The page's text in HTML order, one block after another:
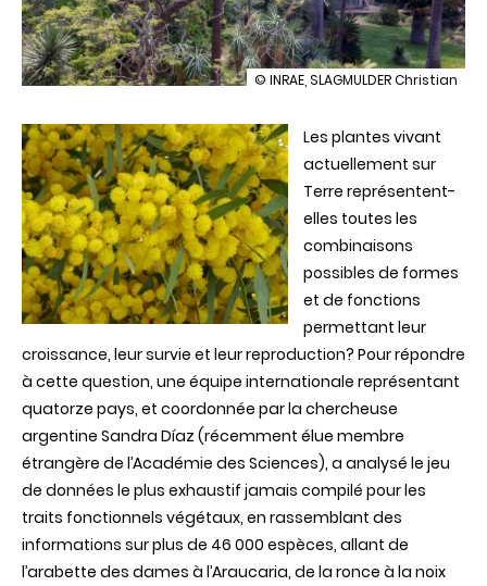
illustration
d'organisation
servent
de
modèles
à
plus
de
46
000
espèces
de
plantes
© INRAE, SLAGMULDER Christian
Les plantes vivant
actuellement sur
Terre représentent-
elles toutes les
combinaisons
possibles de formes
et de fonctions
permettant leur
croissance, leur survie et leur reproduction? Pour répondre
à cette question, une équipe internationale représentant
quatorze pays, et coordonnée par la chercheuse
argentine Sandra Díaz (récemment élue membre
étrangère de l’Académie des Sciences), a analysé le jeu
de données le plus exhaustif jamais compilé pour les
traits fonctionnels végétaux, en rassemblant des
informations sur plus de 46 000 espèces, allant de
l’arabette des dames à l’Araucaria, de la ronce à la noix